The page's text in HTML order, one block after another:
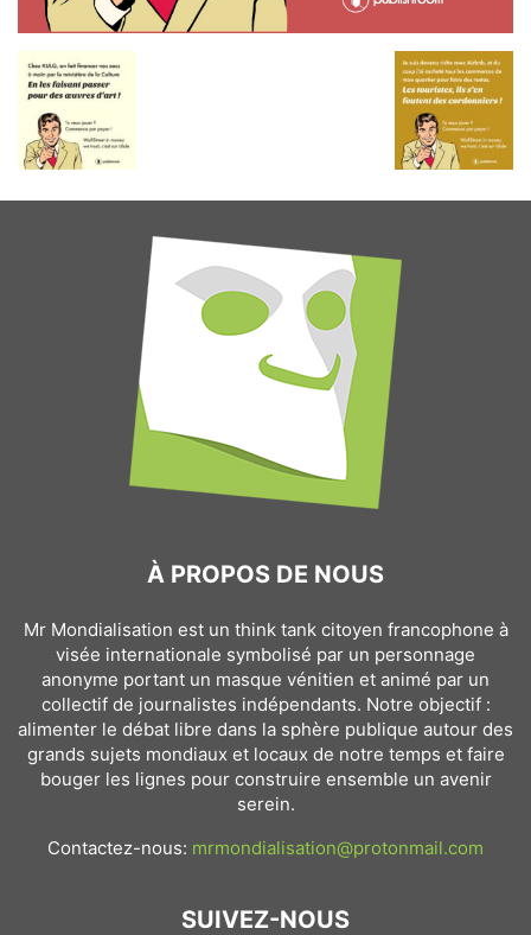
À PROPOS DE NOUS
Mr Mondialisation est un think tank citoyen francophone à
visée internationale symbolisé par un personnage
anonyme portant un masque vénitien et animé par un
collectif de journalistes indépendants. Notre objectif :
alimenter le débat libre dans la sphère publique autour des
grands sujets mondiaux et locaux de notre temps et faire
bouger les lignes pour construire ensemble un avenir
serein.
Contactez-nous: mrmondialisation@protonmail.com
SUIVEZ-NOUS